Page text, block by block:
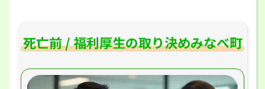
死亡前 / 福利厚生の取り決めみなべ町